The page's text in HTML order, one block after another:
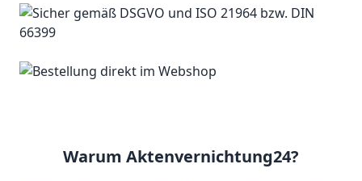
Warum Aktenvernichtung24?